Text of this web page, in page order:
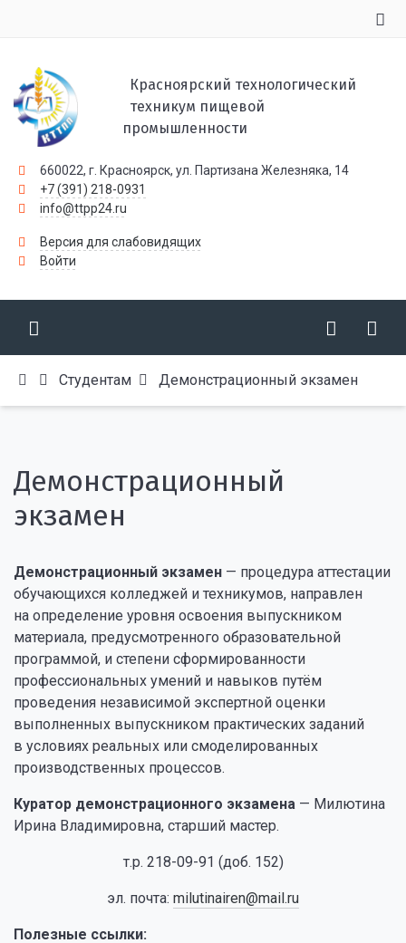
Красноярский технологический
техникум пищевой
промышленности
660022, г. Красноярск, ул. Партизана Железняка, 14
+7 (391) 218-0931
info@ttpp24.ru
Версия для слабовидящих
Войти
Студентам Демонстрационный экзамен
Демонстрационный
экзамен
Демонстрационный экзамен — процедура аттестации
обучающихся колледжей и техникумов, направлен
на определение уровня освоения выпускником
материала, предусмотренного образовательной
программой, и степени сформированности
профессиональных умений и навыков путём
проведения независимой экспертной оценки
выполненных выпускником практических заданий
в условиях реальных или смоделированных
производственных процессов.
Куратор демонстрационного экзамена — Милютина
Ирина Владимировна, старший мастер.
т.р. 218-09-91 (доб. 152)
эл. почта: milutinairen@mail.ru
Полезные ссылки: